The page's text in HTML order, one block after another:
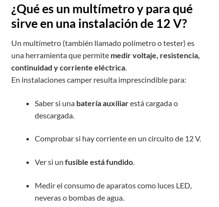
¿Qué es un multímetro y para qué
sirve en una instalación de 12 V?
Un multímetro (también llamado polímetro o tester) es
una herramienta que permite medir voltaje, resistencia,
continuidad y corriente eléctrica.
En instalaciones camper resulta imprescindible para:
Saber si una batería auxiliarestá cargada o
descargada.
Comprobar si hay corriente en un circuito de 12 V.
Ver si un fusible está fundido.
Medir el consumo de aparatos como luces LED,
neveras o bombas de agua.